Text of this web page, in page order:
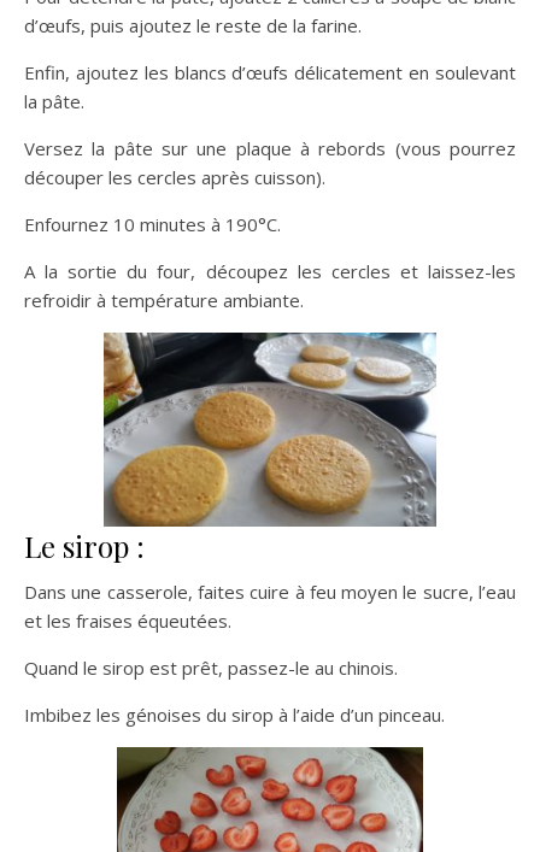
d’œufs, puis ajoutez le reste de la farine.
Enfin, ajoutez les blancs d’œufs délicatement en soulevant
la pâte.
Versez la pâte sur une plaque à rebords (vous pourrez
découper les cercles après cuisson).
Enfournez 10 minutes à 190°C.
A la sortie du four, découpez les cercles et laissez-les
refroidir à température ambiante.
Le sirop :
Dans une casserole, faites cuire à feu moyen le sucre, l’eau
et les fraises équeutées.
Quand le sirop est prêt, passez-le au chinois.
Imbibez les génoises du sirop à l’aide d’un pinceau.